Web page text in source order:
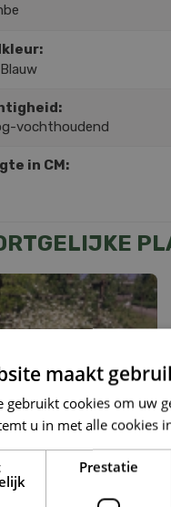
Blauw
vochthoudend
in CM:
Bolletjeskool
Crambe cordifolia
maakt
gebruikt cookies om uw
u in met alle cookies
Prestatie